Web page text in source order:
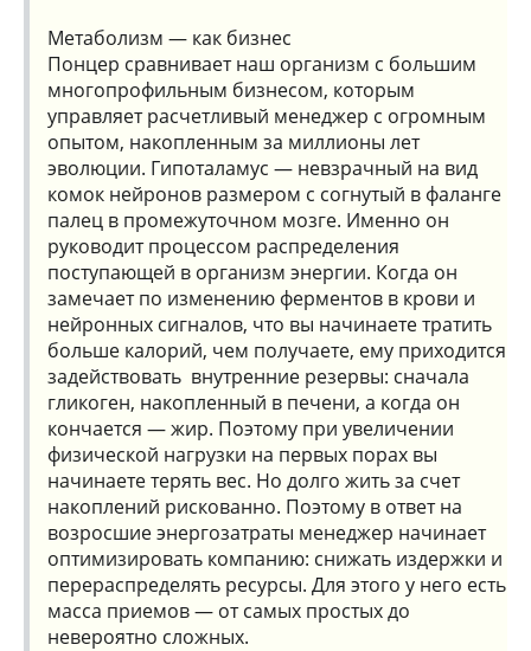
Метаболизм — как бизнес
Понцер сравнивает наш организм с большим
многопрофильным бизнесом, которым
управляет расчетливый менеджер с огромным
опытом, накопленным за миллионы лет
эволюции. Гипоталамус — невзрачный на вид
комок нейронов размером с согнутый в фаланге
палец в промежуточном мозге. Именно он
руководит процессом распределения
поступающей в организм энергии. Когда он
замечает по изменению ферментов в крови и
нейронных сигналов, что вы начинаете тратить
больше калорий, чем получаете, ему приходится
задействовать внутренние резервы: сначала
гликоген, накопленный в печени, а когда он
кончается — жир. Поэтому при увеличении
физической нагрузки на первых порах вы
начинаете терять вес. Но долго жить за счет
накоплений рискованно. Поэтому в ответ на
возросшие энергозатраты менеджер начинает
оптимизировать компанию: снижать издержки и
перераспределять ресурсы. Для этого у него есть
масса приемов — от самых простых до
невероятно сложных.